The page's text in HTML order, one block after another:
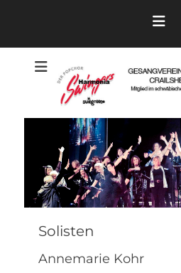
Der Pop- und Showchor
Solisten
Annemarie Kohr